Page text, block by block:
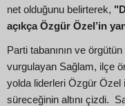
net olduğunu belirterek,
açıkça Özgür Özel’in
Parti tabanının ve
vurgulayan Sağlam, ilçe
yolda liderleri Özgür Özel
süreceğinin altını çizdi.